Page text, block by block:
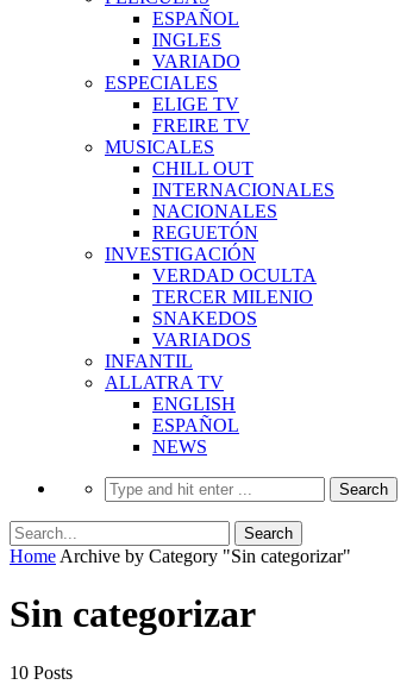
ESPAÑOL
INGLES
VARIADO
ESPECIALES
ELIGE TV
FREIRE TV
MUSICALES
CHILL OUT
INTERNACIONALES
NACIONALES
REGUETÓN
INVESTIGACIÓN
VERDAD OCULTA
TERCER MILENIO
SNAKEDOS
VARIADOS
INFANTIL
ALLATRA TV
ENGLISH
ESPAÑOL
NEWS
Home Archive by Category "Sin categorizar"
Sin categorizar
10 Posts